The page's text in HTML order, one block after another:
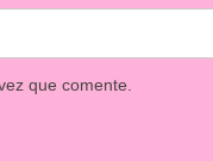
que comente.